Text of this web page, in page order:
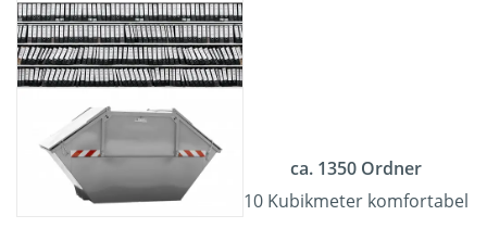
ca. 1350 Ordner
10 Kubikmeter komfortabel